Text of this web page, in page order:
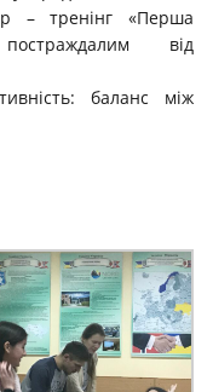
– тренінг «Перша
від
баланс між